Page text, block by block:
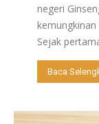
negeri
Sejak
Baca